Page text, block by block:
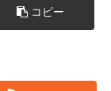
コピー